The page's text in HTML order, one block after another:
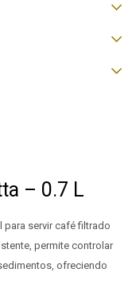
– 0.7 L
para servir café filtrado
permite controlar
ofreciendo